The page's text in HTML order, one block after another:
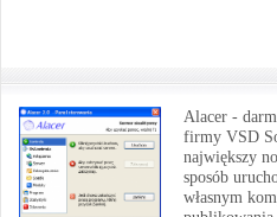
Alacer -
firmy VSD
największy
sposób
własnym